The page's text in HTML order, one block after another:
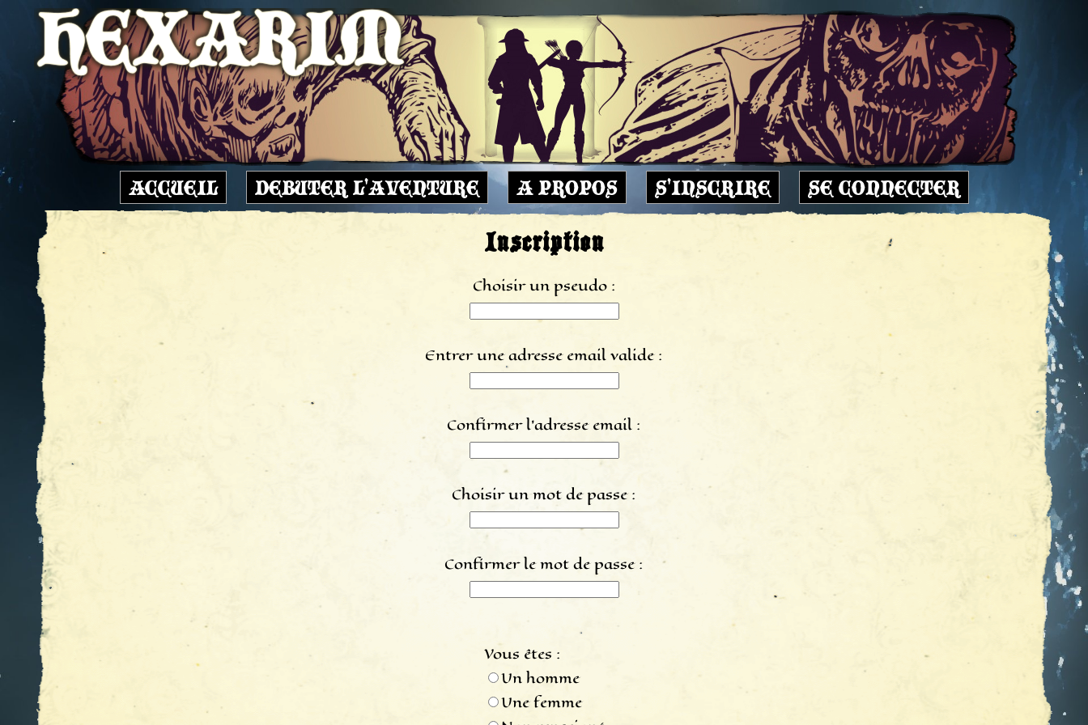
ACCUEIL DEBUTER L'AVENTURE A PROPOS S'INSCRIRE SE CONNECTER
Inscription
Choisir un pseudo :
Entrer une adresse email valide :
Confirmer l'adresse email :
Choisir un mot de passe :
Confirmer le mot de passe :
Vous êtes :
Un homme
Une femme